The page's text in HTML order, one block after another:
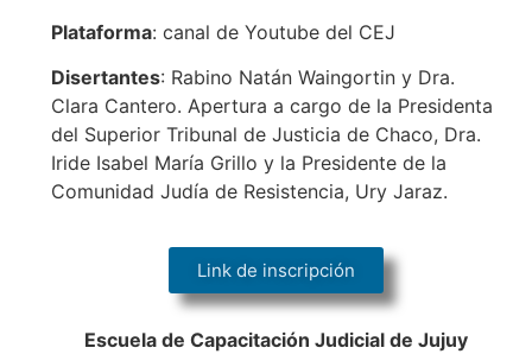
Plataforma: canal de Youtube del CEJ
Disertantes: Rabino Natán Waingortin y Dra.
Clara Cantero. Apertura a cargo de la Presidenta
del Superior Tribunal de Justicia de Chaco, Dra.
Iride Isabel María Grillo y la Presidente de la
Comunidad Judía de Resistencia, Ury Jaraz.
Link de inscripción
Escuela de Capacitación Judicial de Jujuy